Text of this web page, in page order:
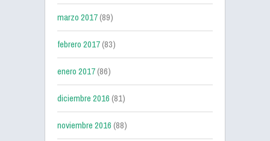
marzo 2017(89)
febrero 2017(83)
enero 2017(86)
diciembre 2016(81)
noviembre 2016(88)